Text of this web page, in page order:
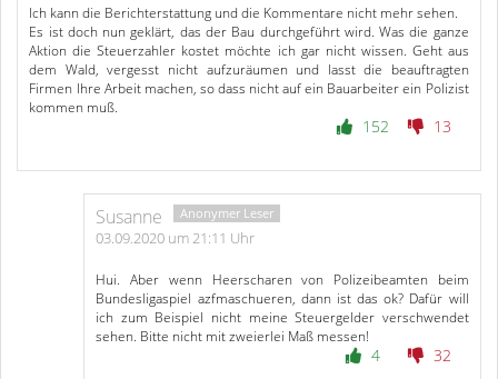
Ich kann die Berichterstattung und die Kommentare nicht mehr sehen.
Es ist doch nun geklärt, das der Bau durchgeführt wird. Was die ganze
Aktion die Steuerzahler kostet möchte ich gar nicht wissen. Geht aus
dem Wald, vergesst nicht aufzuräumen und lasst die beauftragten
Firmen Ihre Arbeit machen, so dass nicht auf ein Bauarbeiter ein Polizist
kommen muß.
152 13
Susanne
03.09.2020 um 21:11 Uhr
Hui. Aber wenn Heerscharen von Polizeibeamten beim
Bundesligaspiel azfmaschueren, dann ist das ok? Dafür will
ich zum Beispiel nicht meine Steuergelder verschwendet
sehen. Bitte nicht mit zweierlei Maß messen!
4 32